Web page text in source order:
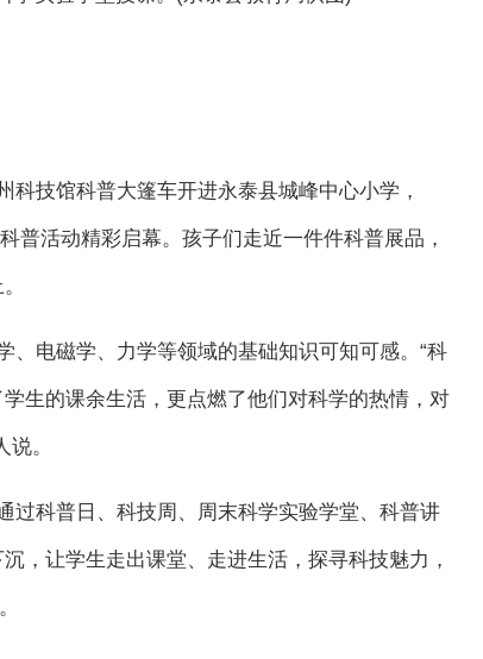
技馆科普大篷车开进永泰县城峰中心小学，
普活动精彩启幕。孩子们走近一件件科普展品，
电磁学、力学等领域的基础知识可知可感。“科
生的课余生活，更点燃了他们对科学的热情，对
。
过科普日、科技周、周末科学实验学堂、科普讲
，让学生走出课堂、走进生活，探寻科技魅力，